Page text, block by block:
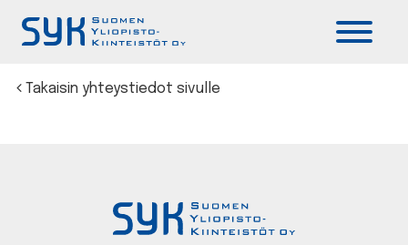
Päävalikko
Takaisin yhteystiedot sivulle